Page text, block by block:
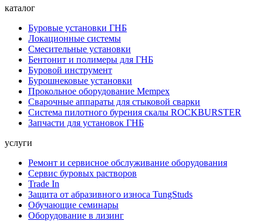
каталог
Буровые установки ГНБ
Локационные системы
Смесительные установки
Бентонит и полимеры для ГНБ
Буровой инструмент
Бурошнековые установки
Прокольное оборудование Mempex
Сварочные аппараты для стыковой сварки
Система пилотного бурения скалы ROCKBURSTER
Запчасти для установок ГНБ
услуги
Ремонт и сервисное обслуживание оборудования
Сервис буровых растворов
Trade In
Защита от абразивного износа TungStuds
Обучающие семинары
Оборудование в лизинг